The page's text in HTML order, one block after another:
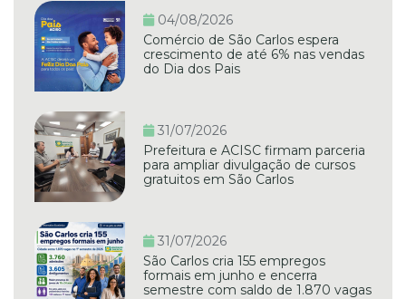
04/08/2026
Comércio de São Carlos espera
crescimento de até 6% nas vendas
do Dia dos Pais
31/07/2026
Prefeitura e ACISC firmam parceria
para ampliar divulgação de cursos
gratuitos em São Carlos
31/07/2026
São Carlos cria 155 empregos
formais em junho e encerra
semestre com saldo de 1.870 vagas